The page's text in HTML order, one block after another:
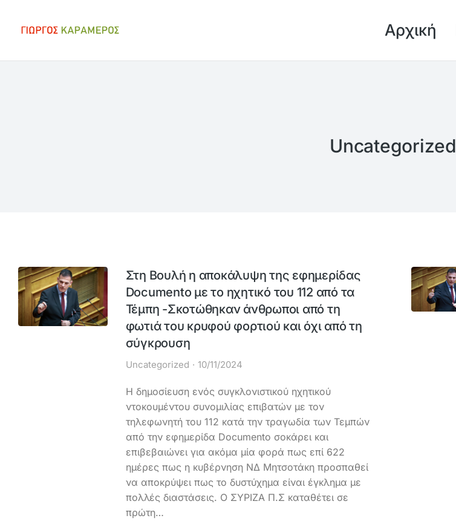
Αρχική
Uncategorized
Στη Βουλή η αποκάλυψη της εφημερίδας
Documento με το ηχητικό του 112 από τα
Τέμπη -Σκοτώθηκαν άνθρωποι από τη
φωτιά του κρυφού φορτιού και όχι από τη
σύγκρουση
Uncategorized 10/11/2024
Η δημοσίευση ενός συγκλονιστικού ηχητικού
ντοκουμέντου συνομιλίας επιβατών με τον
τηλεφωνητή του 112 κατά την τραγωδία των Τεμπών
από την εφημερίδα Documento σοκάρει και
επιβεβαιώνει για ακόμα μία φορά πως επί 622
ημέρες πως η κυβέρνηση ΝΔ Μητσοτάκη προσπαθεί
να αποκρύψει πως το δυστύχημα είναι έγκλημα με
πολλές διαστάσεις. Ο ΣΥΡΙΖΑ Π.Σ καταθέτει σε
πρώτη…